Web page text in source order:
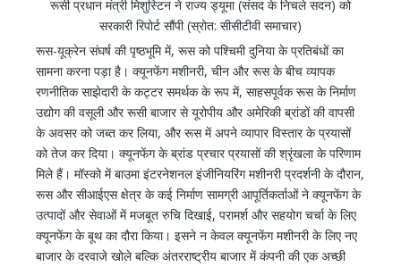
रूसी प्रधान मंत्री मिशुस्टिन ने राज्य ड्यूमा (संसद के निचले सदन) को
सरकारी रिपोर्ट सौंपी (स्रोत: सीसीटीवी समाचार)
रूस-यूक्रेन संघर्ष की पृष्ठभूमि में, रूस को पश्चिमी दुनिया के प्रतिबंधों का
सामना करना पड़ा है। क्यूनफेंग मशीनरी, चीन और रूस के बीच व्यापक
रणनीतिक साझेदारी के कट्टर समर्थक के रूप में, साहसपूर्वक रूस के निर्माण
उद्योग की वसूली और रूसी बाजार से यूरोपीय और अमेरिकी ब्रांडों की वापसी
के अवसर को जब्त कर लिया, और रूस में अपने व्यापार विस्तार के प्रयासों
को तेज कर दिया। क्यूनफेंग के ब्रांड प्रचार प्रयासों की श्रृंखला के परिणाम
मिले हैं। मॉस्को में बाउमा इंटरनेशनल इंजीनियरिंग मशीनरी प्रदर्शनी के दौरान,
रूस और सीआईएस क्षेत्र के कई निर्माण सामग्री आपूर्तिकर्ताओं ने क्यूनफेंग के
उत्पादों और सेवाओं में मजबूत रुचि दिखाई, परामर्श और सहयोग चर्चा के लिए
क्यूनफेंग के बूथ का दौरा किया। इसने न केवल क्यूनफेंग मशीनरी के लिए नए
बाजार के दरवाजे खोले बल्कि अंतरराष्ट्रीय बाजार में कंपनी की एक अच्छी